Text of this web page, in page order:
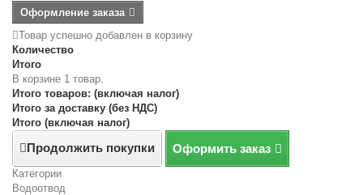
Оформление заказа
Товар успешно добавлен в корзину
Количество
Итого
В корзине 1 товар.
Итого товаров: (включая налог)
Итого за доставку (без НДС)
Итого (включая налог)
Продолжить покупки Оформить заказ
Категории
Водоотвод